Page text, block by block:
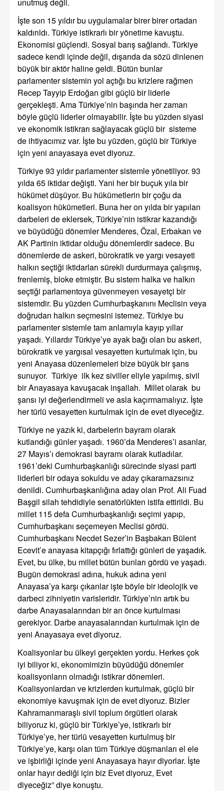
İşte son 15 yıldır bu uygulamalar birer birer ortadan
kaldırıldı. Türkiye istikrarlı bir yönetime kavuştu.
Ekonomisi güçlendi. Sosyal barış sağlandı. Türkiye
sadece kendi içinde değil, dışarıda da sözü dinlenen
büyük bir aktör haline geldi. Bütün bunlar
parlamenter sistemin yol açtığı bu krizlere rağmen
Recep Tayyip Erdoğan gibi güçlü bir liderle
gerçekleşti. Ama Türkiye’nin başında her zaman
böyle güçlü liderler olmayabilir. İşte bu yüzden siyasi
ve ekonomik istikrarı sağlayacak güçlü bir sisteme
de ihtiyacımız var. İşte bu yüzden, güçlü bir Türkiye
için yeni anayasaya evet diyoruz.
Türkiye 93 yıldır parlamenter sistemle yönetiliyor. 93
yılda 65 iktidar değişti. Yani her bir buçuk yıla bir
hükümet düşüyor. Bu hükümetlerin bir çoğu da
koalisyon hükümetleri. Buna her on yılda bir yapılan
darbeleri de eklersek, Türkiye’nin istikrar kazandığı
ve büyüdüğü dönemler Menderes, Özal, Erbakan ve
AK Partinin iktidar olduğu dönemlerdir sadece. Bu
dönemlerde de askeri, bürokratik ve yargı vesayeti
halkın seçtiği iktidarları sürekli durdurmaya çalışmış,
frenlemiş, bloke etmiştir. Bu sistem halka ve halkın
seçtiği parlamentoya güvenmeyen vesayetçi bir
sistemdir. Bu yüzden Cumhurbaşkanını Meclisin veya
doğrudan halkın seçmesini istemez. Türkiye bu
parlamenter sistemle tam anlamıyla kayıp yıllar
yaşadı. Yıllardır Türkiye’ye ayak bağı olan bu askeri,
bürokratik ve yargısal vesayetten kurtulmak için, bu
yeni Anayasa düzenlemeleri bize büyük bir şans
sunuyor. Türkiye ilk kez siviller eliyle yapılmış, sivil
bir Anayasaya kavuşacak inşallah. Millet olarak bu
şansı iyi değerlendirmeli ve asla kaçırmamalıyız. İşte
her türlü vesayetten kurtulmak için de evet diyeceğiz.
Türkiye ne yazık ki, darbelerin bayram olarak
kutlandığı günler yaşadı. 1960’da Menderes’i asanlar,
27 Mayıs’ı demokrasi bayramı olarak kutladılar.
1961’deki Cumhurbaşkanlığı sürecinde siyasi parti
liderleri bir odaya sokuldu ve aday çıkaramazsınız
denildi. Cumhurbaşkanlığına aday olan Prof. Ali Fuad
Başgil silah tehdidiyle senatörlükten istifa ettirildi. Bu
millet 115 defa Cumhurbaşkanlığı seçimi yapıp,
Cumhurbaşkanı seçemeyen Meclisi gördü.
Cumhurbaşkanı Necdet Sezer’in Başbakan Bülent
Ecevit’e anayasa kitapçığı fırlattığı günleri de yaşadık.
Evet, bu ülke, bu millet bütün bunları gördü ve yaşadı.
Bugün demokrasi adına, hukuk adına yeni
Anayasa’ya karşı çıkanlar işte böyle bir ideolojik ve
darbeci zihniyetin varisleridir. Türkiye’nin artık bu
darbe Anayasalarından bir an önce kurtulması
gerekiyor. Darbe anayasalarından kurtulmak için de
yeni Anayasaya evet diyoruz.
Koalisyonlar bu ülkeyi gerçekten yordu. Herkes çok
iyi biliyor ki, ekonomimizin büyüdüğü dönemler
koalisyonların olmadığı istikrar dönemleri.
Koalisyonlardan ve krizlerden kurtulmak, güçlü bir
ekonomiye kavuşmak için de evet diyoruz. Bizler
Kahramanmaraşlı sivil toplum örgütleri olarak
biliyoruz ki, güçlü bir Türkiye’ye, istikrarlı bir
Türkiye’ye, her türlü vesayetten kurtulmuş bir
Türkiye’ye, karşı olan tüm Türkiye düşmanları el ele
ve işbirliği içinde yeni Anayasaya hayır diyorlar. İşte
onlar hayır dediği için biz Evet diyoruz, Evet
diyeceğiz” diye konuştu.